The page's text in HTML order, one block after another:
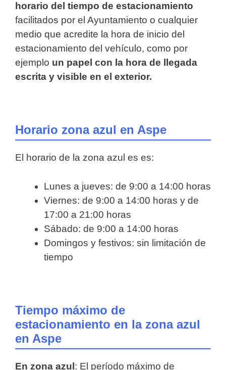
horario del tiempo de estacionamiento
facilitados por el Ayuntamiento o cualquier
medio que acredite la hora de inicio del
estacionamiento del vehículo, como por
ejemplo un papel con la hora de llegada
escrita y visible en el exterior.
Horario zona azul en Aspe
El horario de la zona azul es es:
Lunes a jueves: de 9:00 a 14:00 horas
Viernes: de 9:00 a 14:00 horas y de
17:00 a 21:00 horas
Sábado: de 9:00 a 14:00 horas
Domingos y festivos: sin limitación de
tiempo
Tiempo máximo de
estacionamiento en la zona azul
en Aspe
En zona azul: El período máximo de